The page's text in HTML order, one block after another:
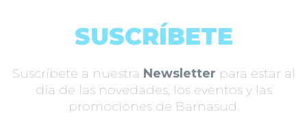
SUSCRÍBETE
Suscríbete a nuestra Newsletter para estar al
día de las novedades, los eventos y las
promociones de Barnasud.